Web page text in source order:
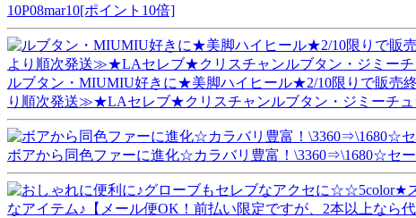
10P08mar10[ポイント10倍]
ルブタン・MIUMIU好きに★美脚ハイヒール★2/10限りで販売
り順次発送≫★LAセレブ★クリスチャンルブタン・ジミーチュ
ボアから同色ファーに進化☆カラバリ豊富！\3360⇒\1680☆セ